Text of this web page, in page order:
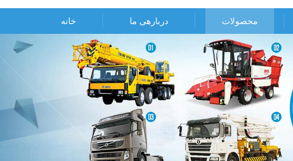
خانه دربارهی ما محصولات